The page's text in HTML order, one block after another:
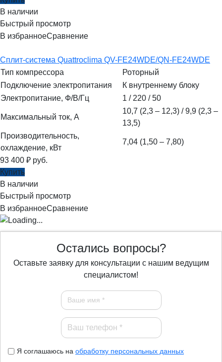
В наличии
Быстрый просмотр
В избранноеСравнение
Сплит-система Quattroclima QV-FE24WDE/QN-FE24WDE
Тип компрессора
Роторный
Подключение электропитания
К внутреннему блоку
Электропитание, Ф/В/Гц
1 / 220 / 50
Максимальный ток, А
10,7 (2,3 – 12,3) / 9,9 (2,3 –
13,5)
Производительность,
охлаждение, кВт
7,04 (1,50 – 7,80)
93 400 ₽ руб.
Купить
В наличии
Быстрый просмотр
В избранноеСравнение
Остались вопросы?
Оставьте заявку для консультации с нашим ведущим
специалистом!
Я соглашаюсь на обработку персональных данных